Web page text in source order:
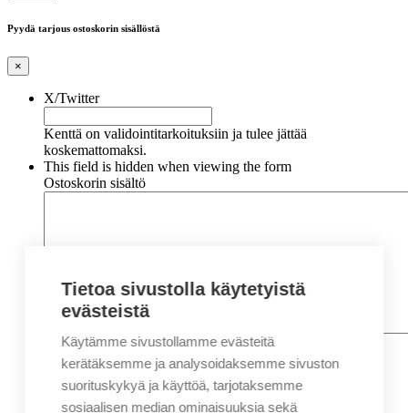
Pyydä tarjous ostoskorin sisällöstä
×
X/Twitter
Kenttä on validointitarkoituksiin ja tulee jättää
koskemattomaksi.
This field is hidden when viewing the form
Ostoskorin sisältö
Nimi*
Etunimi
Sukunimi
Tietoa sivustolla käytetyistä
evästeistä
Käytämme sivustollamme evästeitä
kerätäksemme ja analysoidaksemme sivuston
suorituskykyä ja käyttöä, tarjotaksemme
sosiaalisen median ominaisuuksia sekä